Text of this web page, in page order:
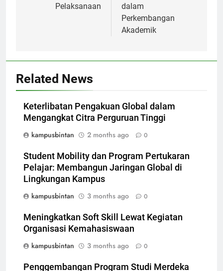
Pelaksanaan
dalam
Perkembangan
Akademik
Related News
Keterlibatan Pengakuan Global dalam
Mengangkat Citra Perguruan Tinggi
kampusbintan
2 months ago 0
Student Mobility dan Program Pertukaran
Pelajar: Membangun Jaringan Global di
Lingkungan Kampus
kampusbintan
3 months ago 0
Meningkatkan Soft Skill Lewat Kegiatan
Organisasi Kemahasiswaan
kampusbintan
3 months ago 0
Penggembangan Program Studi Merdeka